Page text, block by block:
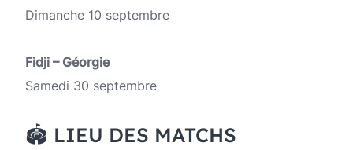
Dimanche 10 septembre
Fidji – Géorgie
Samedi 30 septembre
🏟️ LIEU DES MATCHS